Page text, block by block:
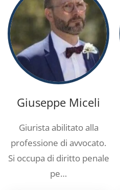
Giuseppe Miceli
Giurista abilitato alla
professione di avvocato.
Si occupa di diritto penale
pe…